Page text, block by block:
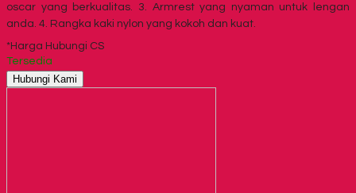
oscar yang berkualitas. 3. Armrest yang nyaman untuk lengan
anda. 4. Rangka kaki nylon yang kokoh dan kuat.
*Harga Hubungi CS
Tersedia
Hubungi Kami